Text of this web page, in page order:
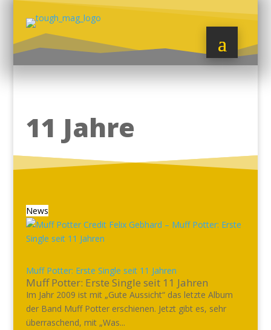
11 Jahre
News
Muff Potter: Erste Single seit 11 Jahren
Muff Potter: Erste Single seit 11 Jahren
Im Jahr 2009 ist mit „Gute Aussicht“ das letzte Album
der Band Muff Potter erschienen. Jetzt gibt es, sehr
überraschend, mit „Was...